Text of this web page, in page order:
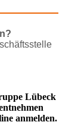
Lübeck
anmelden.